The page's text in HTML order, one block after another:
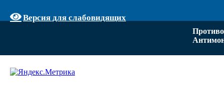
Версия для слабовидящих